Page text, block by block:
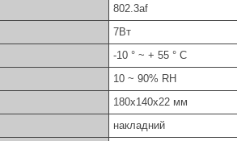
802.3af
7Вт
-10 ° ~ + 55 ° С
10 ~ 90% RH
180х140х22 мм
накладний